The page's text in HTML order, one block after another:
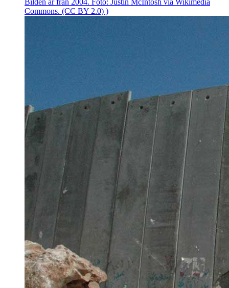
Bilden är från 2004. Foto: Justin McIntosh via Wikimedia
Commons. (CC BY 2.0) )